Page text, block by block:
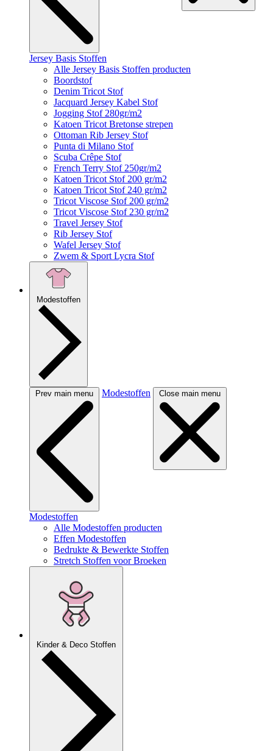
Jersey Basis Stoffen
Alle Jersey Basis Stoffen producten
Boordstof
Denim Tricot Stof
Jacquard Jersey Kabel Stof
Jogging Stof 280gr/m2
Katoen Tricot Bretonse strepen
Ottoman Rib Jersey Stof
Punta di Milano Stof
Scuba Crêpe Stof
French Terry Stof 250gr/m2
Katoen Tricot Stof 200 gr/m2
Katoen Tricot Stof 240 gr/m2
Tricot Viscose Stof 200 gr/m2
Tricot Viscose Stof 230 gr/m2
Travel Jersey Stof
Rib Jersey Stof
Wafel Jersey Stof
Zwem & Sport Lycra Stof
Modestoffen
Prev main menu Modestoffen Close main menu
Modestoffen
Alle Modestoffen producten
Effen Modestoffen
Bedrukte & Bewerkte Stoffen
Stretch Stoffen voor Broeken
Kinder & Deco Stoffen